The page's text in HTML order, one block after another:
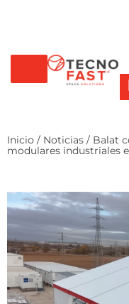
Inicio / Noticias / Balat
modulares industriales